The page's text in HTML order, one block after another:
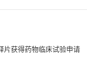
片获得药物临床试验申请